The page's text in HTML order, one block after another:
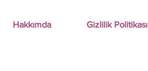
Hakkımda Gizlilik Politikası